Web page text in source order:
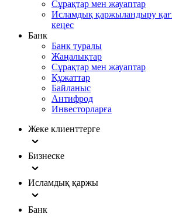
Сұрақтар мен жауаптар
Исламдық қаржыландыру
кеңес
Банк
Банк туралы
Жаңалықтар
Сұрақтар мен жауаптар
Құжаттар
Байланыс
Антифрод
Инвесторларға
Жеке клиенттерге
Бизнеске
Исламдық қаржы
Банк